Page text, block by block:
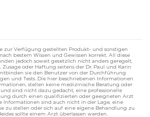
zur Verfügung gestellten Produkt- und sonstigen
bestem Wissen und Gewissen korrekt. All diese
jedoch soweit gesetzlich nicht anders geregelt,
Zusage oder Haftung seitens der Dr. Paul und Karin
sie den Benutzer von der Durchführung
und Tests. Die hier beschriebenen Informationen
stellen keine medizinische Beratung oder
sind nicht dazu gedacht, eine professionelle
durch einen qualifizierten oder geeigneten Arzt
Informationen sind auch nicht in der Lage, eine
zu stellen oder sich auf eine eigene Behandlung zu
sollte einem Arzt überlassen werden.